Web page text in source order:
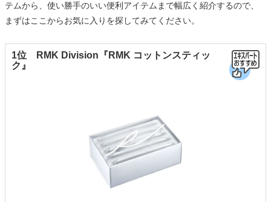
テムから、使い勝手のいい便利アイテムまで幅広く紹介するので、
まずはここからお気に入りを探してみてください。
1位 RMK Division『RMK コットンスティッ
ク』